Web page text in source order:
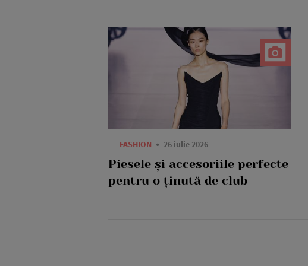
— FASHION 26 iulie 2026
Piesele și accesoriile perfecte
pentru o ținută de club